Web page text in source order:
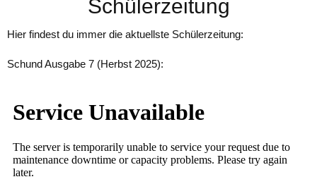
Schülerzeitung
Hier findest du immer die aktuellste Schülerzeitung:
Schund Ausgabe 7 (Herbst 2025):